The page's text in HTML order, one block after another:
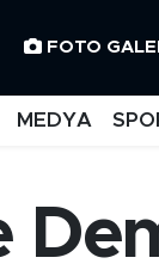
FOTO
MEDYA